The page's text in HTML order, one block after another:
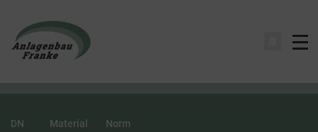
DN Material Norm